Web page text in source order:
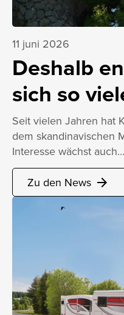
11 juni 2026
Deshalb
sich so
Seit vielen Jahren hat
dem skandinavischen
Interesse wächst auch…
Zu den News arrow_forward